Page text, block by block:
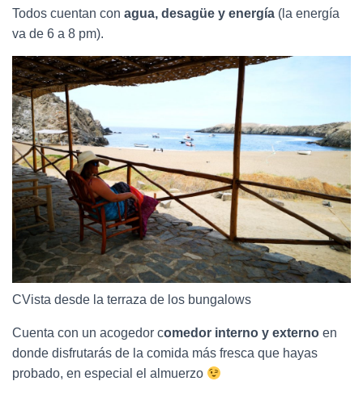
Todos cuentan con agua, desagüe y energía (la energía
va de 6 a 8 pm).
CVista desde la terraza de los bungalows
Cuenta con un acogedor comedor interno y externo en
donde disfrutarás de la comida más fresca que hayas
probado, en especial el almuerzo